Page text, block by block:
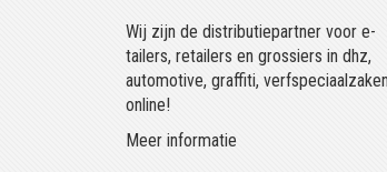
Wij zijn de distributiepartner voor e-
tailers, retailers en grossiers in dhz,
automotive, graffiti,
online!
Meer informatie